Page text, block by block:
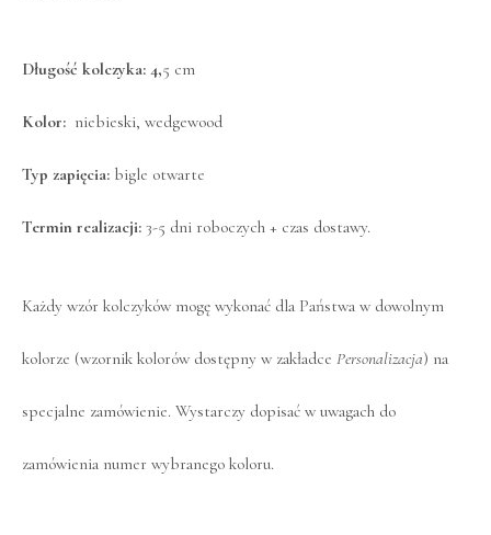
Długość kolczyka: 4,5 cm
Kolor: niebieski, wedgewood
Typ zapięcia: bigle otwarte
Termin realizacji: 3-5 dni roboczych + czas dostawy.
Każdy wzór kolczyków mogę wykonać dla Państwa w dowolnym
kolorze (wzornik kolorów dostępny w zakładce Personalizacja) na
specjalne zamówienie. Wystarczy dopisać w uwagach do
zamówienia numer wybranego koloru.